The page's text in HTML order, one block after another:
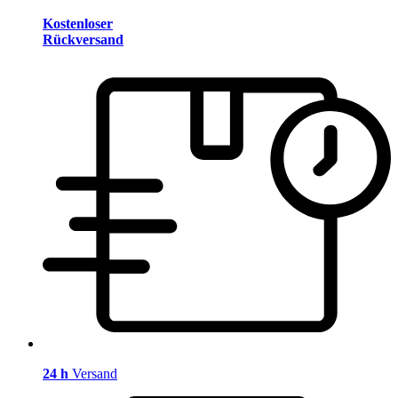
Kostenloser
Rückversand
24 h Versand